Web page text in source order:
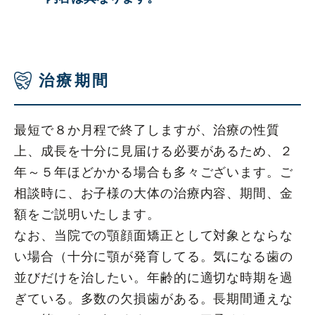
治療期間
最短で８か月程で終了しますが、治療の性質
上、成長を十分に見届ける必要があるため、２
年～５年ほどかかる場合も多々ございます。ご
相談時に、お子様の大体の治療内容、期間、金
額をご説明いたします。
なお、当院での顎顔面矯正として対象とならな
い場合（十分に顎が発育してる。気になる歯の
並びだけを治したい。年齢的に適切な時期を過
ぎている。多数の欠損歯がある。長期間通えな